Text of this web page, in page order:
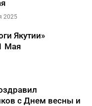
2025
Якутии»
Мая
с Днем весны и